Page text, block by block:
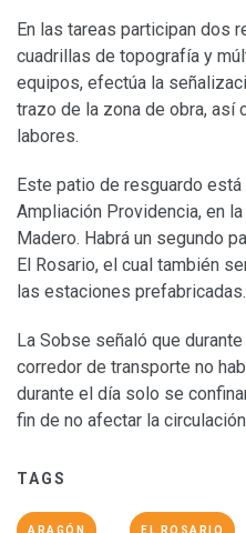
En las tareas participan dos
cuadrillas de topografía y
equipos, efectúa la
trazo de la zona de obra, así
labores.
Este patio de resguardo
Ampliación Providencia, en
Madero. Habrá un segundo
El Rosario, el cual también
las estaciones prefabricadas.
La Sobse señaló que
corredor de transporte no
durante el día solo se
fin de no afectar la
TAGS
ARAGÓN EL ROSARIO